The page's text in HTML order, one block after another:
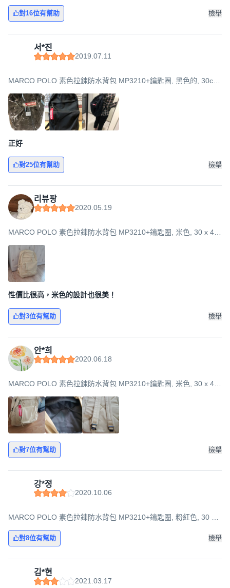
對16位有幫助 檢舉
서*진
2019.07.11
MARCO POLO 素色拉鍊防水背包 MP3210+鑰匙圈, 黑色的, 30cm
正好
對25位有幫助 檢舉
리뷰팡
2020.05.19
MARCO POLO 素色拉鍊防水背包 MP3210+鑰匙圈, 米色, 30 x 44
性價比很高，米色的設計也很美！
對3位有幫助 檢舉
안*희
2020.06.18
MARCO POLO 素色拉鍊防水背包 MP3210+鑰匙圈, 米色, 30 x 44
對7位有幫助 檢舉
강*정
2020.10.06
MARCO POLO 素色拉鍊防水背包 MP3210+鑰匙圈, 粉紅色, 30 x
對8位有幫助 檢舉
김*현
2021.03.17